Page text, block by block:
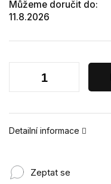
Můžeme doručit do:
11.8.2026
Detailní informace
Zeptat se